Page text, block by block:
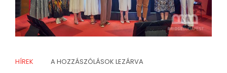
HÍREK A HOZZÁSZÓLÁSOK LEZÁRVA